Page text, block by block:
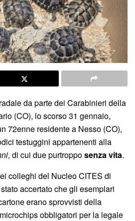
da parte dei Carabinieri della
(CO), lo scorso 31 gennaio,
72enne residente a Nesso (CO),
testuggini appartenenti alla
, di cui due purtropposenza vita.
colleghi del Nucleo CITES di
accertato che gli esemplari
erano sprovvisti della
obbligatori per la legale